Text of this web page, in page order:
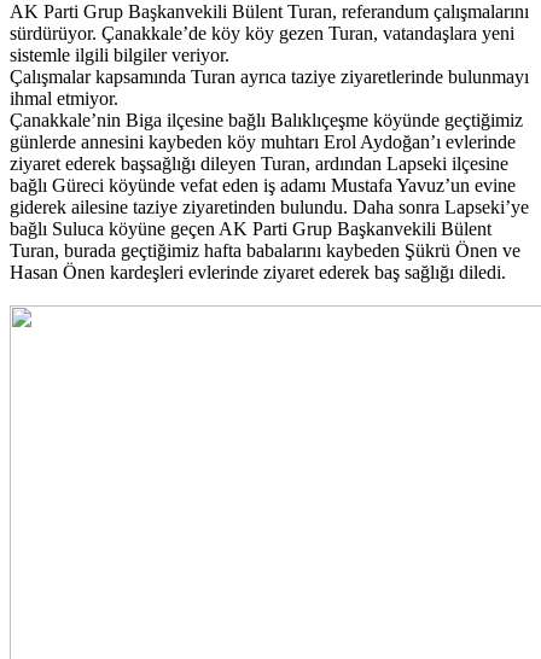
AK Parti Grup Başkanvekili Bülent Turan, referandum çalışmalarını
sürdürüyor. Çanakkale’de köy köy gezen Turan, vatandaşlara yeni
sistemle ilgili bilgiler veriyor.
Çalışmalar kapsamında Turan ayrıca taziye ziyaretlerinde bulunmayı
ihmal etmiyor.
Çanakkale’nin Biga ilçesine bağlı Balıklıçeşme köyünde geçtiğimiz
günlerde annesini kaybeden köy muhtarı Erol Aydoğan’ı evlerinde
ziyaret ederek başsağlığı dileyen Turan, ardından Lapseki ilçesine
bağlı Güreci köyünde vefat eden iş adamı Mustafa Yavuz’un evine
giderek ailesine taziye ziyaretinden bulundu. Daha sonra Lapseki’ye
bağlı Suluca köyüne geçen AK Parti Grup Başkanvekili Bülent
Turan, burada geçtiğimiz hafta babalarını kaybeden Şükrü Önen ve
Hasan Önen kardeşleri evlerinde ziyaret ederek baş sağlığı diledi.